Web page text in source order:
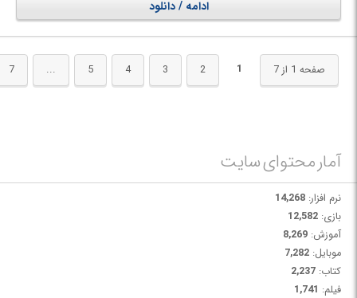
ها به سه بعدی، موجب صرفه جویی در وقت، کاهش خطاها و از بین رفتن
فرآیندهای دستی خسته کننده می‌شود. علاوه بر این با گرفتن هوش طراحی
بنابراین با استفاده از امکاناتی که Creo Schematics فراهم می کند، متخصصان
طراحی در چندین رشته می توانند روند توسعه محصول را ساده کرده و به طور
ادامه / دانلود
صفحه 1 از 7 1
2
3
4
5
...
7
آمار محتوای سایت
نرم افزار: 14,268
بازی: 12,582
آموزش: 8,269
موبایل: 7,282
کتاب: 2,237
فیلم: 1,741